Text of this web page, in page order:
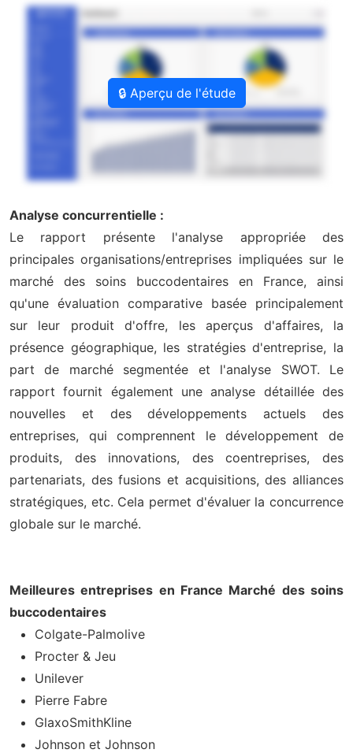
🔒 Aperçu de l'étude
Analyse concurrentielle :
Le rapport présente l'analyse appropriée des
principales organisations/entreprises impliquées sur le
marché des soins buccodentaires en France, ainsi
qu'une évaluation comparative basée principalement
sur leur produit d'offre, les aperçus d'affaires, la
présence géographique, les stratégies d'entreprise, la
part de marché segmentée et l'analyse SWOT. Le
rapport fournit également une analyse détaillée des
nouvelles et des développements actuels des
entreprises, qui comprennent le développement de
produits, des innovations, des coentreprises, des
partenariats, des fusions et acquisitions, des alliances
stratégiques, etc. Cela permet d'évaluer la concurrence
globale sur le marché.
Meilleures entreprises en France Marché des soins
buccodentaires
Colgate-Palmolive
Procter & Jeu
Unilever
Pierre Fabre
GlaxoSmithKline
Johnson et Johnson